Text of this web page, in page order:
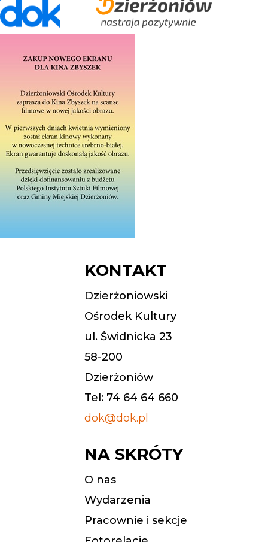
KONTAKT
Dzierżoniowski
Ośrodek Kultury
ul. Świdnicka 23
58-200
Dzierżoniów
Tel: 74 64 64 660
dok@dok.pl
NA SKRÓTY
O nas
Wydarzenia
Pracownie i sekcje